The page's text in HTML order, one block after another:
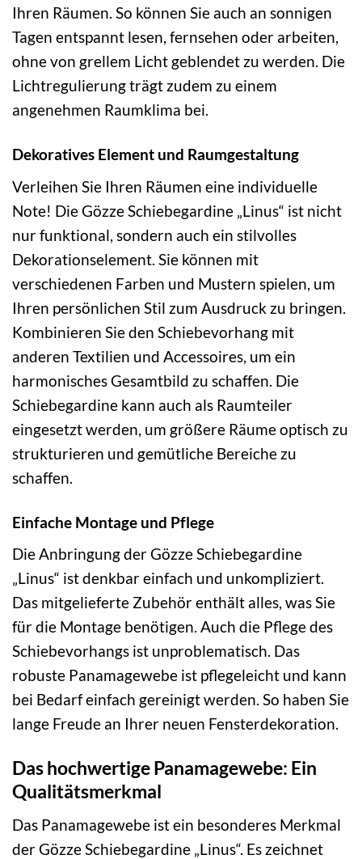
Ihren Räumen. So können Sie auch an sonnigen
Tagen entspannt lesen, fernsehen oder arbeiten,
ohne von grellem Licht geblendet zu werden. Die
Lichtregulierung trägt zudem zu einem
angenehmen Raumklima bei.
Dekoratives Element und Raumgestaltung
Verleihen Sie Ihren Räumen eine individuelle
Note! Die Gözze Schiebegardine „Linus“ ist nicht
nur funktional, sondern auch ein stilvolles
Dekorationselement. Sie können mit
verschiedenen Farben und Mustern spielen, um
Ihren persönlichen Stil zum Ausdruck zu bringen.
Kombinieren Sie den Schiebevorhang mit
anderen Textilien und Accessoires, um ein
harmonisches Gesamtbild zu schaffen. Die
Schiebegardine kann auch als Raumteiler
eingesetzt werden, um größere Räume optisch zu
strukturieren und gemütliche Bereiche zu
schaffen.
Einfache Montage und Pflege
Die Anbringung der Gözze Schiebegardine
„Linus“ ist denkbar einfach und unkompliziert.
Das mitgelieferte Zubehör enthält alles, was Sie
für die Montage benötigen. Auch die Pflege des
Schiebevorhangs ist unproblematisch. Das
robuste Panamagewebe ist pflegeleicht und kann
bei Bedarf einfach gereinigt werden. So haben Sie
lange Freude an Ihrer neuen Fensterdekoration.
Das hochwertige Panamagewebe: Ein
Qualitätsmerkmal
Das Panamagewebe ist ein besonderes Merkmal
der Gözze Schiebegardine „Linus“. Es zeichnet